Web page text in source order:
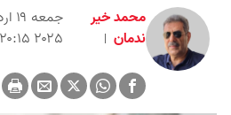
محمد خیر
ندمان
۲۰۲۵ ۲۰:۱۵